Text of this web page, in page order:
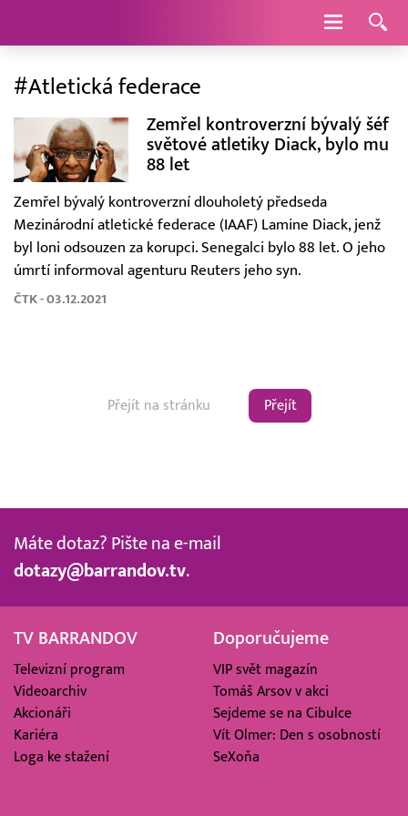
Navigace
#Atletická federace
Zemřel kontroverzní bývalý šéf
světové atletiky Diack, bylo mu
88 let
Zemřel bývalý kontroverzní dlouholetý předseda
Mezinárodní atletické federace (IAAF) Lamine Diack, jenž
byl loni odsouzen za korupci. Senegalci bylo 88 let. O jeho
úmrtí informoval agenturu Reuters jeho syn.
ČTK - 03.12.2021
Přejít
Máte dotaz? Pište na e-mail
dotazy@barrandov.tv.
TV BARRANDOV
Televizní program
Videoarchiv
Akcionáři
Kariéra
Loga ke stažení
Doporučujeme
VIP svět magazín
Tomáš Arsov v akci
Sejdeme se na Cibulce
Vít Olmer: Den s osobností
SeXoňa